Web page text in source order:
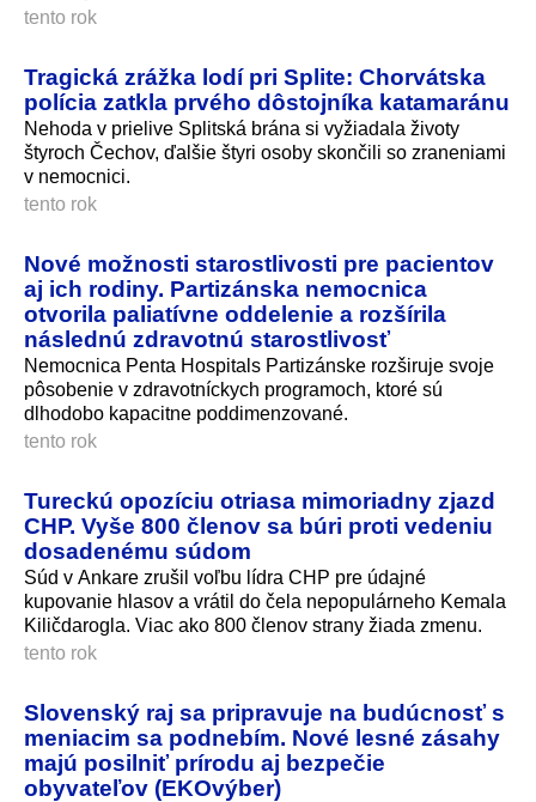
tento rok
Tragická zrážka lodí pri Splite: Chorvátska
polícia zatkla prvého dôstojníka katamaránu
Nehoda v prielive Splitská brána si vyžiadala životy
štyroch Čechov, ďalšie štyri osoby skončili so zraneniami
v nemocnici.
tento rok
Nové možnosti starostlivosti pre pacientov
aj ich rodiny. Partizánska nemocnica
otvorila paliatívne oddelenie a rozšírila
následnú zdravotnú starostlivosť
Nemocnica Penta Hospitals Partizánske rozširuje svoje
pôsobenie v zdravotníckych programoch, ktoré sú
dlhodobo kapacitne poddimenzované.
tento rok
Tureckú opozíciu otriasa mimoriadny zjazd
CHP. Vyše 800 členov sa búri proti vedeniu
dosadenému súdom
Súd v Ankare zrušil voľbu lídra CHP pre údajné
kupovanie hlasov a vrátil do čela nepopulárneho Kemala
Kiličdarogla. Viac ako 800 členov strany žiada zmenu.
tento rok
Slovenský raj sa pripravuje na budúcnosť s
meniacim sa podnebím. Nové lesné zásahy
majú posilniť prírodu aj bezpečie
obyvateľov (EKOvýber)